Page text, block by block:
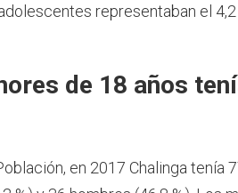
representaban el 4,2
de 18 años
en 2017 Chalinga tenía